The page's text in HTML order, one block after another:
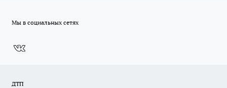
Мы в социальных сетях
ДТП